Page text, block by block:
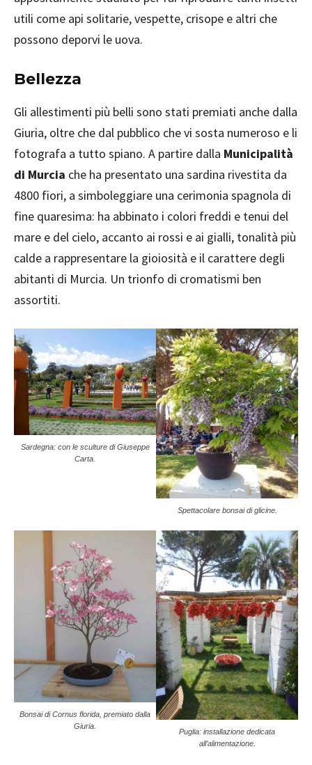
utili come api solitarie, vespette, crisope e altri che
possono deporvi le uova.
Bellezza
Gli allestimenti più belli sono stati premiati anche dalla
Giuria, oltre che dal pubblico che vi sosta numeroso e li
fotografa a tutto spiano. A partire dalla Municipalità
di Murcia che ha presentato una sardina rivestita da
4800 fiori, a simboleggiare una cerimonia spagnola di
fine quaresima: ha abbinato i colori freddi e tenui del
mare e del cielo, accanto ai rossi e ai gialli, tonalità più
calde a rappresentare la gioiosità e il carattere degli
abitanti di Murcia. Un trionfo di cromatismi ben
assortiti.
Sardegna: con le sculture di Giuseppe
Carta.
Spettacolare bonsai di glicine.
Bonsai di Cornus florida, premiato dalla
Giuria.
Puglia: installazione dedicata
all’alimentazione.